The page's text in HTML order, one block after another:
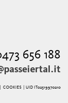
656 188
COOKIES | UID IT02519970210